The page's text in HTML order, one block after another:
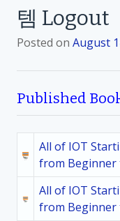
템 Logout
Posted on August
Published
All of IOT
from Beginner
All of IOT
from Beginner